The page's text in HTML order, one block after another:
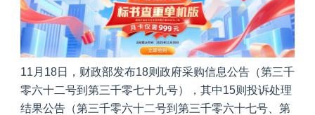
11月18日，财政部发布18则政府采购信息公告（第三千
零六十二号到第三千零七十九号），其中15则投诉处理
结果公告（第三千零六十二号到第三千零六十七号、第